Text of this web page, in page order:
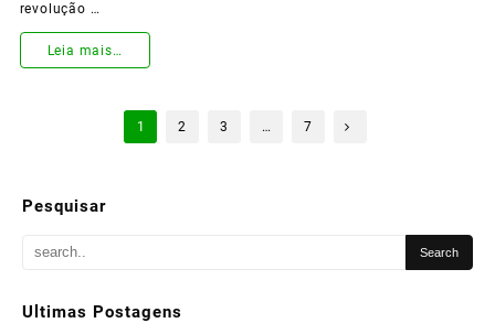
revolução …
Torne-
Transforme
Leia mais…
1 2 3 … 7
Pesquisar
Ultimas Postagens